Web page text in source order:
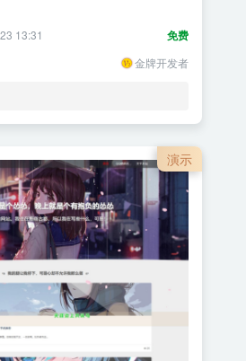
免费
13:31
金牌开发者
演示